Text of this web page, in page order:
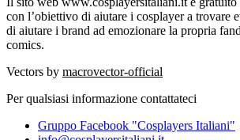
con l’obiettivo di aiutare i cosplayer a trovare
di aiutare i brand ad emozionare la propria
comics.
Vectors by macrovector-official
Per qualsiasi informazione contattateci
Gruppo Facebook "Cosplayers Italiani"